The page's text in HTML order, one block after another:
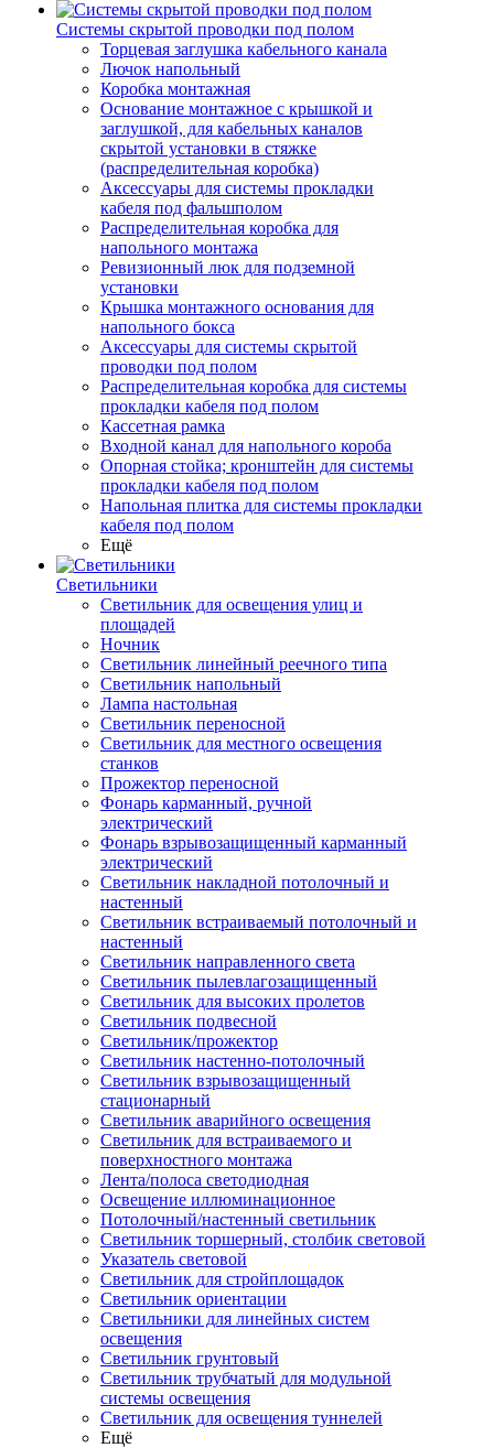
Системы скрытой проводки под полом
Торцевая заглушка кабельного канала
Лючок напольный
Коробка монтажная
Основание монтажное с крышкой и
заглушкой, для кабельных каналов
скрытой установки в стяжке
(распределительная коробка)
Аксессуары для системы прокладки
кабеля под фальшполом
Распределительная коробка для
напольного монтажа
Ревизионный люк для подземной
установки
Крышка монтажного основания для
напольного бокса
Аксессуары для системы скрытой
проводки под полом
Распределительная коробка для системы
прокладки кабеля под полом
Кассетная рамка
Входной канал для напольного короба
Опорная стойка; кронштейн для системы
прокладки кабеля под полом
Напольная плитка для системы прокладки
кабеля под полом
Ещё
Светильники
Светильник для освещения улиц и
площадей
Ночник
Светильник линейный реечного типа
Светильник напольный
Лампа настольная
Светильник переносной
Светильник для местного освещения
станков
Прожектор переносной
Фонарь карманный, ручной
электрический
Фонарь взрывозащищенный карманный
электрический
Светильник накладной потолочный и
настенный
Светильник встраиваемый потолочный и
настенный
Светильник направленного света
Светильник пылевлагозащищенный
Светильник для высоких пролетов
Светильник подвесной
Светильник/прожектор
Светильник настенно-потолочный
Светильник взрывозащищенный
стационарный
Светильник аварийного освещения
Светильник для встраиваемого и
поверхностного монтажа
Лента/полоса светодиодная
Освещение иллюминационное
Потолочный/настенный светильник
Светильник торшерный, столбик световой
Указатель световой
Светильник для стройплощадок
Светильник ориентации
Светильники для линейных систем
освещения
Светильник грунтовый
Светильник трубчатый для модульной
системы освещения
Светильник для освещения туннелей
Ещё